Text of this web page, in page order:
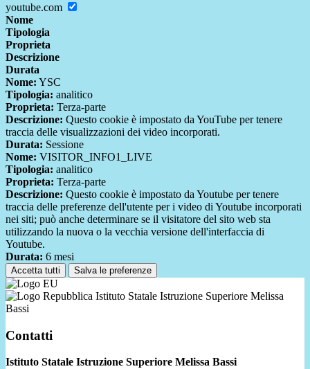
youtube.com
Nome
Tipologia
Proprieta
Descrizione
Durata
Nome: YSC
Tipologia: analitico
Proprieta: Terza-parte
Descrizione: Questo cookie è impostato da YouTube per tenere
traccia delle visualizzazioni dei video incorporati.
Durata: Sessione
Nome: VISITOR_INFO1_LIVE
Tipologia: analitico
Proprieta: Terza-parte
Descrizione: Questo cookie è impostato da Youtube per tenere
traccia delle preferenze dell'utente per i video di Youtube incorporati
nei siti; può anche determinare se il visitatore del sito web sta
utilizzando la nuova o la vecchia versione dell'interfaccia di
Youtube.
Durata: 6 mesi
Accetta tutti Salva le preferenze
Istituto Statale Istruzione Superiore Melissa
Bassi
Contatti
Istituto Statale Istruzione Superiore Melissa Bassi